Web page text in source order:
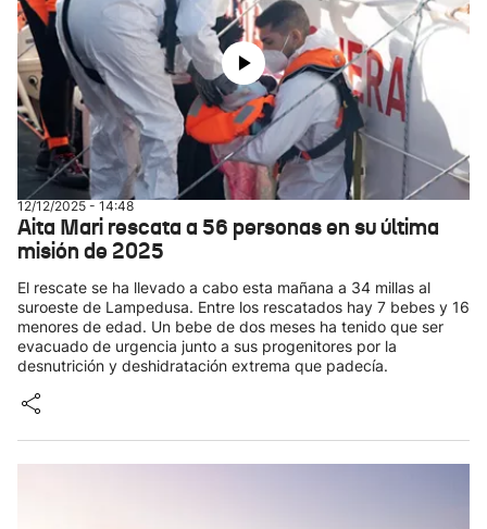
12/12/2025 - 14:48
Aita Mari rescata a 56 personas en su última
misión de 2025
El rescate se ha llevado a cabo esta mañana a 34 millas al
suroeste de Lampedusa. Entre los rescatados hay 7 bebes y 16
menores de edad. Un bebe de dos meses ha tenido que ser
evacuado de urgencia junto a sus progenitores por la
desnutrición y deshidratación extrema que padecía.